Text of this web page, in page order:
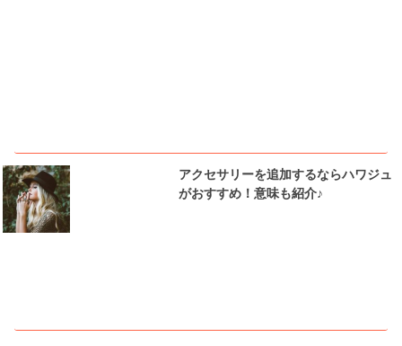
アクセサリーを追加するならハワジュ
がおすすめ！意味も紹介♪